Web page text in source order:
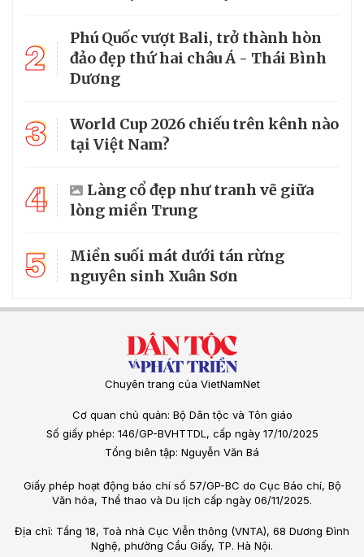
2
Phú Quốc vượt Bali, trở thành hòn
đảo đẹp thứ hai châu Á - Thái Bình
Dương
3
World Cup 2026 chiếu trên kênh nào
tại Việt Nam?
4
Làng cổ đẹp như tranh vẽ giữa
lòng miền Trung
5
Miền suối mát dưới tán rừng
nguyên sinh Xuân Sơn
Chuyên trang của VietNamNet
Cơ quan chủ quản: Bộ Dân tộc và Tôn giáo
Số giấy phép: 146/GP-BVHTTDL, cấp ngày 17/10/2025
Tổng biên tập: Nguyễn Văn Bá
Giấy phép hoạt động báo chí số 57/GP-BC do Cục Báo chí, Bộ
Văn hóa, Thể thao và Du lịch cấp ngày 06/11/2025.
Địa chỉ: Tầng 18, Toà nhà Cục Viễn thông (VNTA), 68 Dương Đình
Nghệ, phường Cầu Giấy, TP. Hà Nội.